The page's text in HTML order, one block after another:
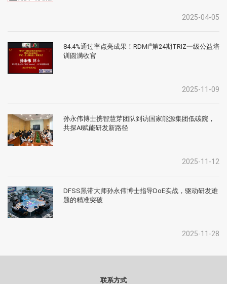
2025-04-05
84.4%通过率点亮成果！RDMi®第24期TRIZ一级公益培
训圆满收官
2025-11-09
孙永伟博士携智慧芽团队到访国家能源集团低碳院，
共探AI赋能研发新路径
2025-11-12
DFSS黑带大师孙永伟博士指导DoE实战，驱动研发难
题的精准突破
2025-11-28
联系方式